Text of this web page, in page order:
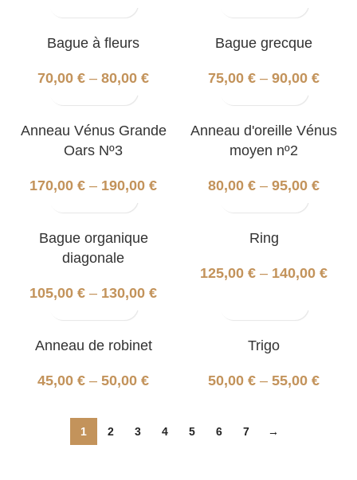
Bague à fleurs
70,00 € – 80,00 €
Bague grecque
75,00 € – 90,00 €
Anneau Vénus Grande
Oars Nº3
170,00 € – 190,00 €
Anneau d'oreille Vénus
moyen nº2
80,00 € – 95,00 €
Bague organique
diagonale
105,00 € – 130,00 €
Ring
125,00 € – 140,00 €
Anneau de robinet
45,00 € – 50,00 €
Trigo
50,00 € – 55,00 €
1 2 3 4 5 6 7 →